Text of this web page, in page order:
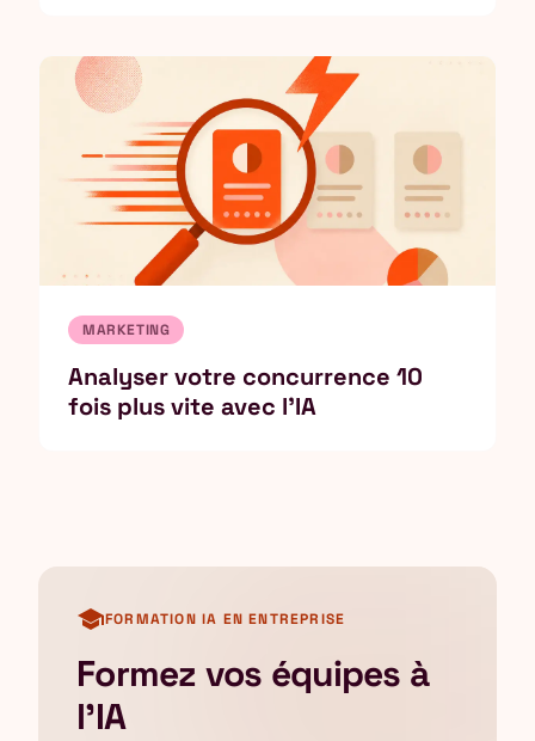
MARKETING
Analyser votre concurrence 10
fois plus vite avec l'IA
schoolFORMATION IA EN ENTREPRISE
Formez vos équipes à
l'IA